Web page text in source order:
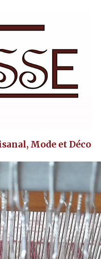
Mode et Déco